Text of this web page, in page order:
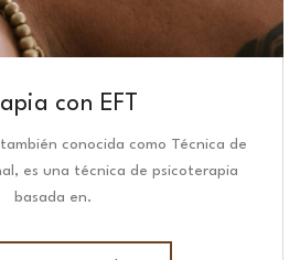
con EFT
conocida como Técnica de
es una técnica de psicoterapia
basada en.